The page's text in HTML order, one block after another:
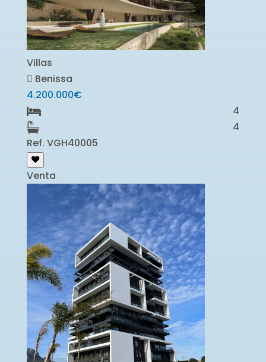
Villas
Benissa
4.200.000€
4
4
Ref. VGH40005
Venta